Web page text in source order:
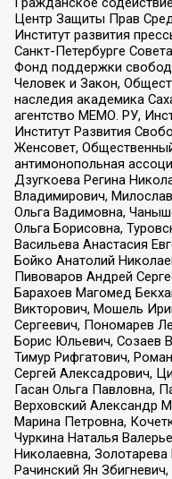
Центр Защиты Прав
Институт развития
Санкт-Петербурге
Фонд поддержки
Человек и Закон,
наследия академика
агентство МЕМО. РУ,
Институт Развития
Женсовет,
антимонопольная
Дзугкоева Регина
Владимирович,
Ольга Вадимовна,
Ольга Борисовна,
Васильева Анастасия
Бойко Анатолий
Пивоваров Андрей
Барахоев Магомед
Викторович, Мошель
Сергеевич, Пономарев
Борис Юльевич, Созаев
Тимур Рифгатович,
Сергей Алексадрович,
Гасан Ольга Павловна,
Верховский Александр
Марина Петровна,
Чуркина Наталья
Николаевна,
Рачинский Ян